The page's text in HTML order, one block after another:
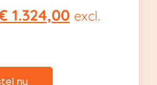
1.324,00 excl.
nu